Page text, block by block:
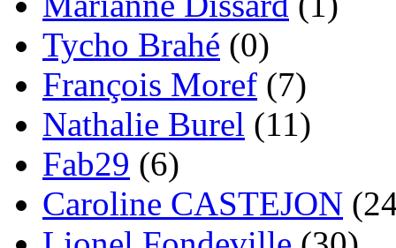
Tycho Brahé (0)
François Moref (7)
Nathalie Burel (11)
Fab29 (6)
Caroline CASTEJON